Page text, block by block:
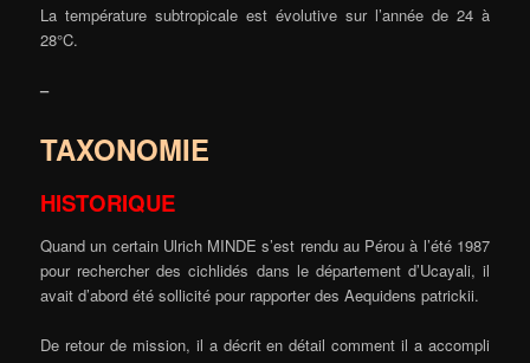
La température subtropicale est évolutive sur l’année de 24 à
28°C.
–
TAXONOMIE
HISTORIQUE
Quand un certain Ulrich MINDE s’est rendu au Pérou à l’été 1987
pour rechercher des cichlidés dans le département d’Ucayali, il
avait d’abord été sollicité pour rapporter des Aequidens patrickii.
De retour de mission, il a décrit en détail comment il a accompli